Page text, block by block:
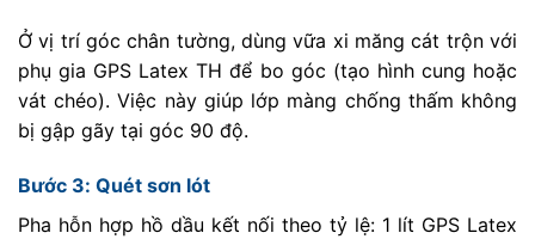
Ở vị trí góc chân tường, dùng vữa xi măng cát trộn với
phụ gia GPS Latex TH để bo góc (tạo hình cung hoặc
vát chéo). Việc này giúp lớp màng chống thấm không
bị gập gãy tại góc 90 độ.
Bước 3: Quét sơn lót
Pha hỗn hợp hồ dầu kết nối theo tỷ lệ: 1 lít GPS Latex